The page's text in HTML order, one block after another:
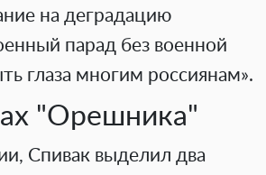
на деградацию
парад без военной
глаза многим россиянам».
"Орешника"
Спивак выделил два